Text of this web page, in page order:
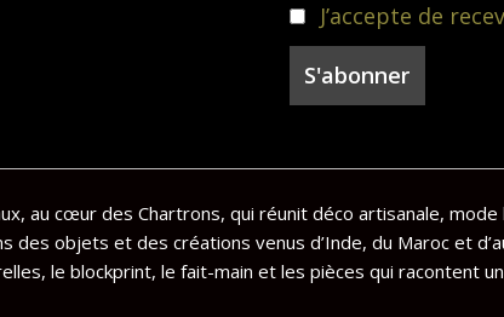
J’accepte de
au cœur des Chartrons, qui réunit déco artisanale,
des objets et des créations venus d’Inde, du Maroc et
le blockprint, le fait-main et les pièces qui racontent